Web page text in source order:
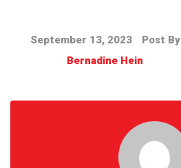
September 13, 2023
Post By
Bernadine Hein